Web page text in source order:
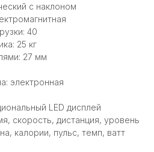
с наклоном
40
25 кг
27 мм
электронная
LED дисплей
скорость, дистанция, уровень
калории, пульс, темп, ватт